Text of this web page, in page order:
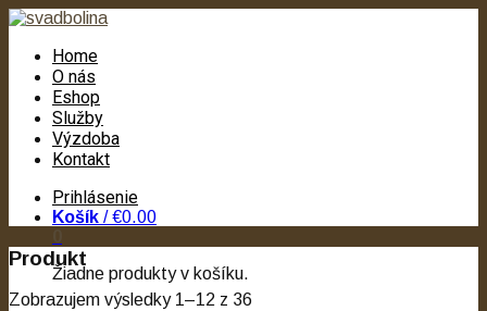
Home
O nás
Eshop
Služby
Výzdoba
Kontakt
Prihlásenie
Košík /€0.00
Žiadne produkty v košíku.
Produkt
Zobrazujem výsledky 1–12 z 36